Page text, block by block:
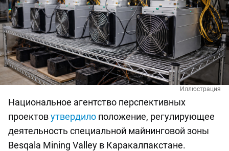
Иллюстрация
Национальное агентство перспективных
проектовутвердило положение, регулирующее
деятельность специальной майнинговой зоны
Besqala Mining Valley в Каракалпакстане.